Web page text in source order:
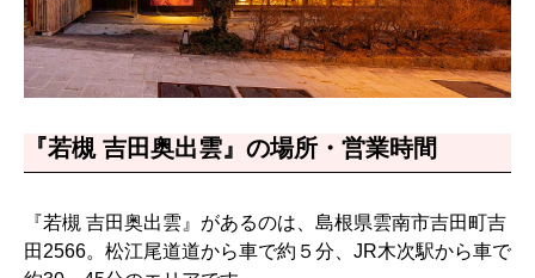
『若槻 吉田奥出雲』の場所・営業時間
『若槻 吉田奥出雲』があるのは、島根県雲南市吉田町吉
田2566。松江尾道道から車で約５分、JR木次駅から車で